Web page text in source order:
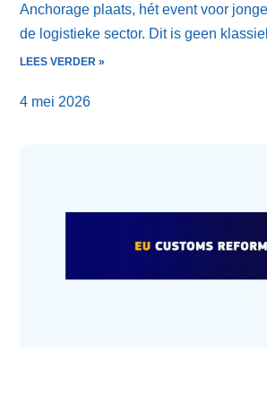
Anchorage plaats, hét event voor
de logistieke sector. Dit is geen
LEES VERDER »
4 mei 2026